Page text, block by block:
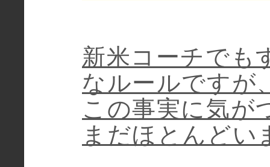
新米コーチでも
なルールですが
この事実に気が
まだほとんどい